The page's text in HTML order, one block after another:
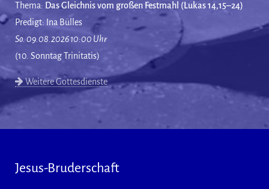
Thema: Das Gleichnis vom großen Festmahl (Lukas 14,15–24)
Predigt: Ina Bülles
So. 09.08.2026 10:00 Uhr
(10. Sonntag Trinitatis)
Weitere Gottesdienste
Jesus-Bruderschaft